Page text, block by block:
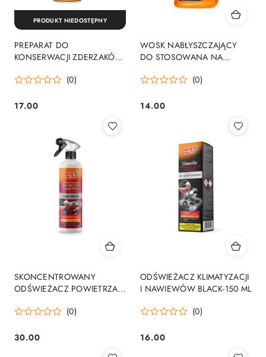
PREPARAT DO
KONSERWACJI ZDERZAKÓW
(0)
Cena:
17.00
PRODUKT NIEDOSTĘPNY
WOSK NABŁYSZCZAJĄCY
DO STOSOWANA NA
(0)
Cena:
14.00
SKONCENTROWANY
ODŚWIEŻACZ POWIETRZA
(0)
Cena:
30.00
ODŚWIEŻACZ KLIMATYZACJI
I NAWIEWÓW BLACK-150 ML
(0)
Cena:
16.00